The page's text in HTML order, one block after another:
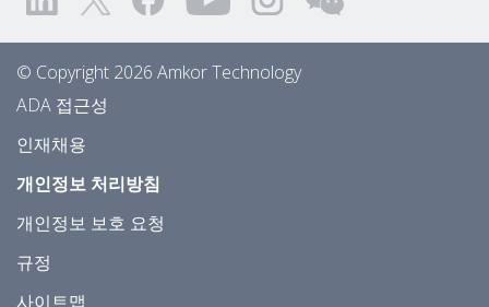
© Copyright 2026 Amkor Technology
ADA 접근성
인재채용
개인정보 처리방침
개인정보 보호 요청
규정
사이트맵